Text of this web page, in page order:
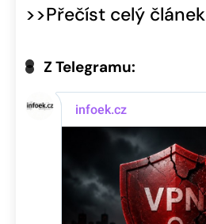
>>Přečíst celý článek
Z Telegramu: